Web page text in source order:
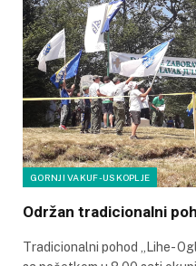
GORNJI VAKUF-USKOPLJE
Održan tradicionalni
Tradicionalni pohod „Lihe-